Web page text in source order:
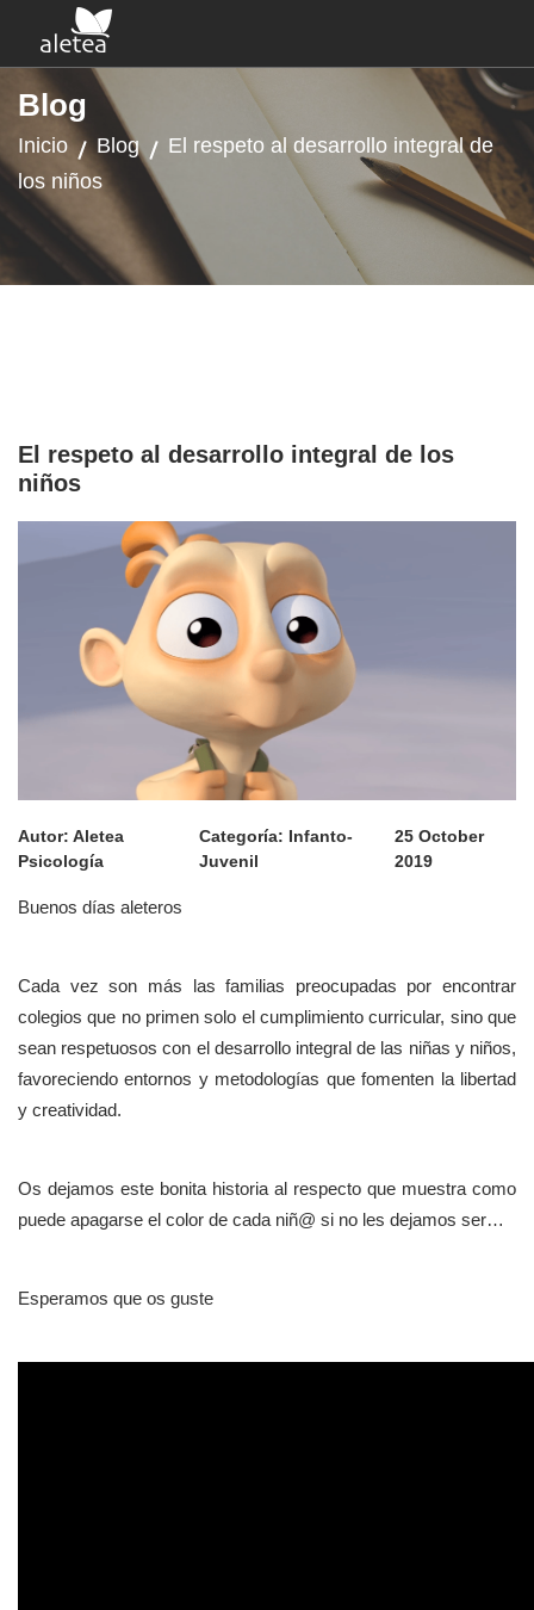
Blog
Inicio Blog
El respeto al desarrollo integral de
los niños
El respeto al desarrollo integral de los
niños
Autor: Aletea
Psicología
Categoría: Infanto-
Juvenil
25 October
2019
Buenos días aleteros
Cada vez son más las familias preocupadas por encontrar
colegios que no primen solo el cumplimiento curricular, sino que
sean respetuosos con el desarrollo integral de las niñas y niños,
favoreciendo entornos y metodologías que fomenten la libertad
y creatividad.
Os dejamos este bonita historia al respecto que muestra como
puede apagarse el color de cada niñ@ si no les dejamos ser…
Esperamos que os guste